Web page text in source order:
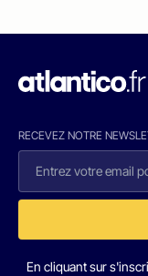
RECEVEZ NOTRE
En cliquant sur